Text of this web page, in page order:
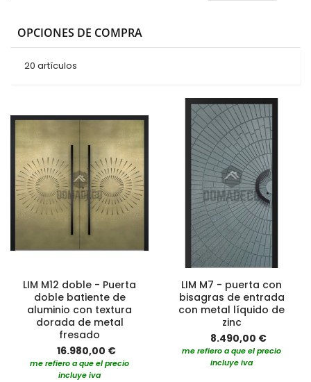
20 artículos
LIM M12 doble - Puerta
doble batiente de
aluminio con textura
dorada de metal
fresado
16.980,00 €
me refiero a que el precio
incluye iva
LIM M7 - puerta con
bisagras de entrada
con metal líquido de
zinc
8.490,00 €
me refiero a que el precio
incluye iva
OPCIONES DE COMPRA